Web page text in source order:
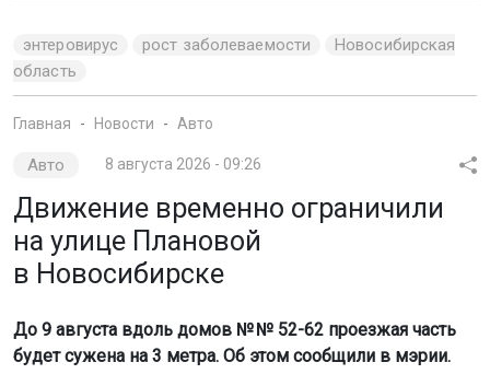
энтеровирус рост заболеваемости
Новосибирская
область
Главная Новости Авто
Авто 8 августа 2026 - 09:26
Движение временно ограничили
на улице Плановой
в Новосибирске
До 9 августа вдоль домов № № 52-62 проезжая часть
будет сужена на 3 метра. Об этом сообщили в мэрии.